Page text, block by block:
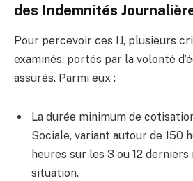
des Indemnités
Pour percevoir ces IJ, plusieurs
examinés, portés par la volonté
assurés. Parmi eux :
La durée minimum de
Sociale, variant autour de 150
heures sur les 3 ou 12
situation.